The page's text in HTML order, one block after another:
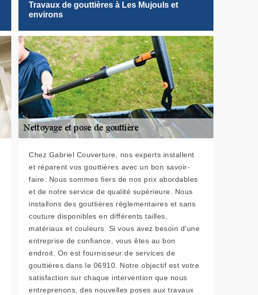
Travaux de gouttières à Les Mujouls et
environs
Chez Gabriel Couverture, nos experts installent
et réparent vos gouttières avec un bon savoir-
faire. Nous sommes fiers de nos prix abordables
et de notre service de qualité supérieure. Nous
installons des gouttières règlementaires et sans
couture disponibles en différents tailles,
matériaux et couleurs. Si vous avez besoin d'une
entreprise de confiance, vous êtes au bon
endroit. On est fournisseur de services de
gouttières dans le 06910. Notre objectif est votre
satisfaction sur chaque intervention que nous
entreprenons, des nouvelles poses aux travaux